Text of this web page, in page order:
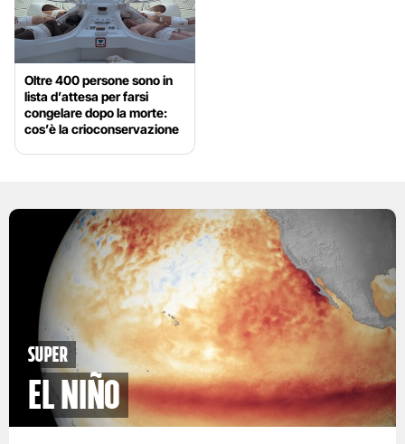
Oltre 400 persone sono in
lista d’attesa per farsi
congelare dopo la morte:
cos’è la crioconservazione
Super
El Niño